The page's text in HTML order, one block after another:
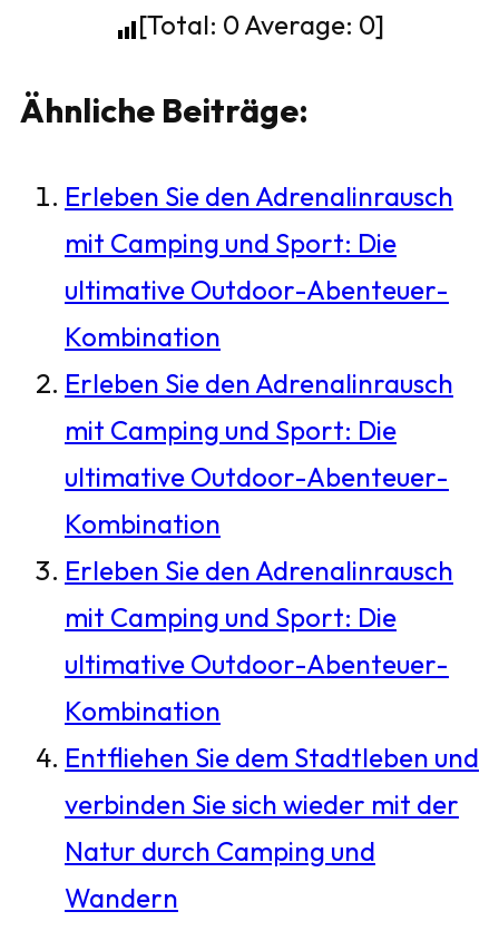
[Total: 0Average: 0]
Ähnliche Beiträge:
Erleben Sie den Adrenalinrausch
mit Camping und Sport: Die
ultimative Outdoor-Abenteuer-
Kombination
Erleben Sie den Adrenalinrausch
mit Camping und Sport: Die
ultimative Outdoor-Abenteuer-
Kombination
Erleben Sie den Adrenalinrausch
mit Camping und Sport: Die
ultimative Outdoor-Abenteuer-
Kombination
Entfliehen Sie dem Stadtleben und
verbinden Sie sich wieder mit der
Natur durch Camping und
Wandern